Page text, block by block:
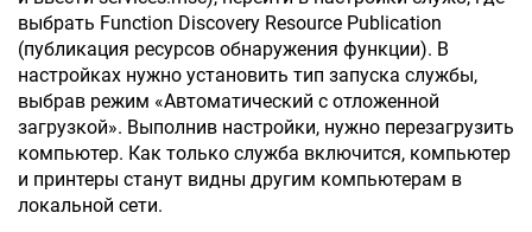
выбрать Function Discovery Resource Publication
(публикация ресурсов обнаружения функции). В
настройках нужно установить тип запуска службы,
выбрав режим «Автоматический с отложенной
загрузкой». Выполнив настройки, нужно перезагрузить
компьютер. Как только служба включится, компьютер
и принтеры станут видны другим компьютерам в
локальной сети.